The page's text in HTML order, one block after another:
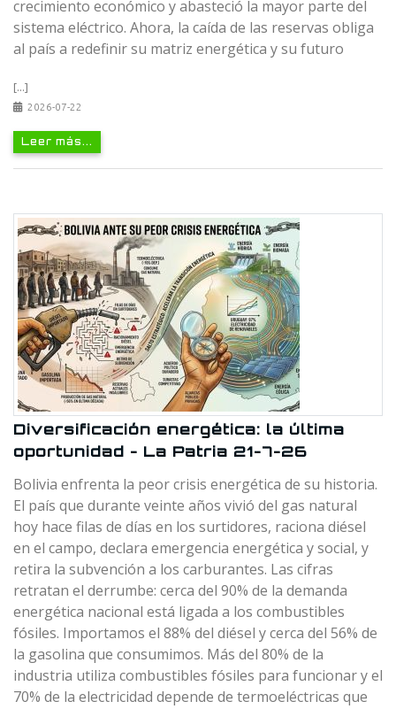
crecimiento económico y abasteció la mayor parte del
sistema eléctrico. Ahora, la caída de las reservas obliga
al país a redefinir su matriz energética y su futuro
[...]
2026-07-22
Leer más...
Diversificación energética: la última
oportunidad - La Patria 21-7-26
Bolivia enfrenta la peor crisis energética de su historia.
El país que durante veinte años vivió del gas natural
hoy hace filas de días en los surtidores, raciona diésel
en el campo, declara emergencia energética y social, y
retira la subvención a los carburantes. Las cifras
retratan el derrumbe: cerca del 90% de la demanda
energética nacional está ligada a los combustibles
fósiles. Importamos el 88% del diésel y cerca del 56% de
la gasolina que consumimos. Más del 80% de la
industria utiliza combustibles fósiles para funcionar y el
70% de la electricidad depende de termoeléctricas que